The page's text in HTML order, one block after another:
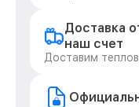
Доставка
наш счет
Доставим